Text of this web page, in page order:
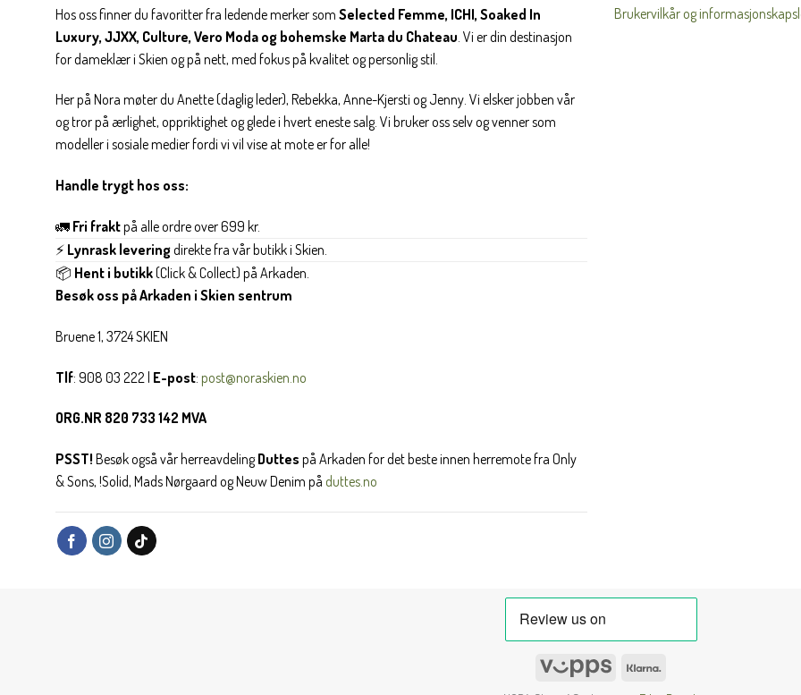
Hos oss finner du favoritter fra ledende merker som Selected Femme, ICHI, Soaked In
Luxury, JJXX, Culture, Vero Moda og bohemske Marta du Chateau . Vi er din destinasjon
for dameklær i Skien og på nett, med fokus på kvalitet og personlig stil.
Her på Nora møter du Anette (daglig leder), Rebekka, Anne-Kjersti og Jenny. Vi elsker jobben vår
og tror på ærlighet, oppriktighet og glede i hvert eneste salg. Vi bruker oss selv og venner som
modeller i sosiale medier fordi vi vil vise at mote er for alle!
Handle trygt hos oss:
🚛 Fri fraktpå alle ordre over 699 kr.
⚡ Lynrask leveringdirekte fra vår butikk i Skien.
📦 Hent i butikk(Click & Collect) på Arkaden.
Besøk oss på Arkaden i Skien sentrum
Bruene 1, 3724 SKIEN
Tlf: 908 03 222 | E-post: post@noraskien.no
ORG.NR 820 733 142 MVA
PSST! Besøk også vår herreavdelingDuttes på Arkaden for det beste innen herremote fra Only
& Sons, !Solid, Mads Nørgaard og Neuw Denim på duttes.no
Brukervilkår og
Vipps